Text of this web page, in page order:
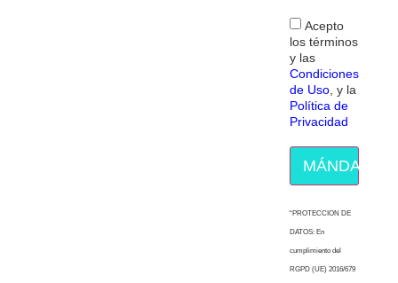
Acepto
los términos
y las
Condiciones
de Uso, y la
Política de
Privacidad
MÁNDAME
“PROTECCION DE
DATOS: En
cumplimiento del
RGPD (UE) 2016/679